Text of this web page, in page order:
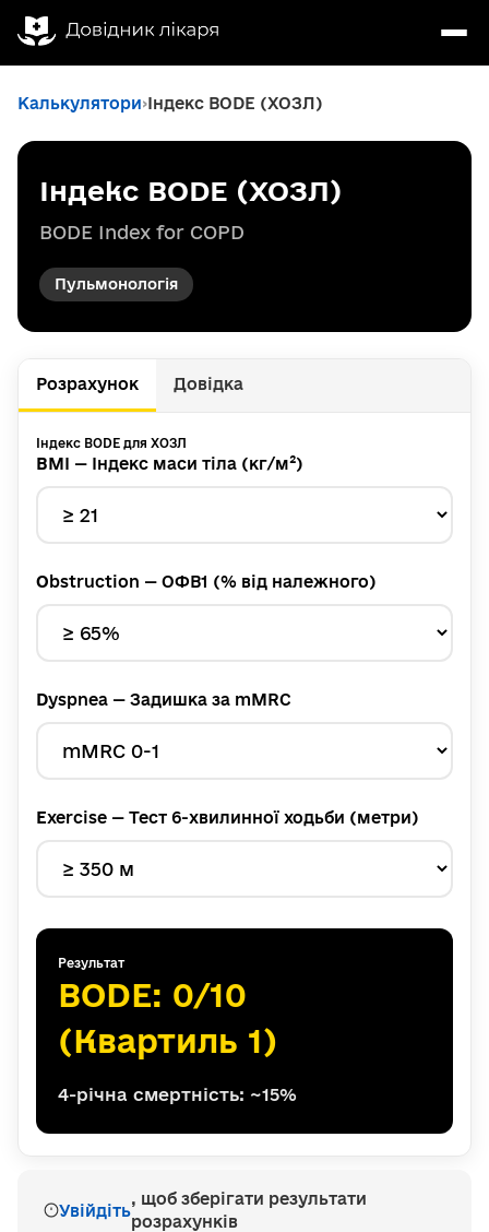
Калькулятори Індекс BODE (ХОЗЛ)
Індекс BODE (ХОЗЛ)
BODE Index for COPD
Пульмонологія
Розрахунок Довідка
Індекс BODE для ХОЗЛ
BMI — Індекс маси тіла (кг/м²)
O bstruction — ОФВ1 (% від належного)
Dyspnea — Задишка за mMRC
Exercise — Тест 6-хвилинної ходьби (метри)
Результат
BODE: 0/10
(Квартиль 1)
4-річна смертність: ~15%
Увійдіть
, щоб зберігати результати
розрахунків